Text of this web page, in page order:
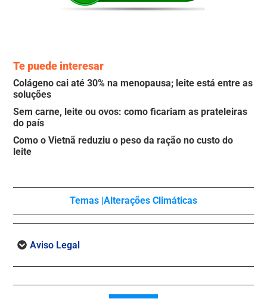
Te puede interesar
Colágeno cai até 30% na menopausa; leite está entre as
soluções
Sem carne, leite ou ovos: como ficariam as prateleiras
do país
Como o Vietnã reduziu o peso da ração no custo do
leite
Temas |Alterações Climáticas
Aviso Legal